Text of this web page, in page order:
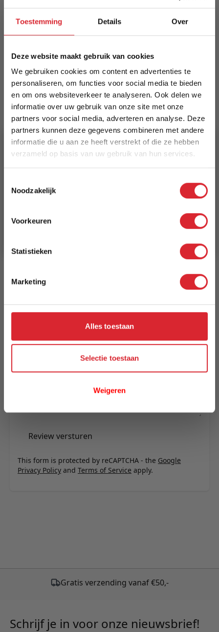
Toestemming Details Over
Deze website maakt gebruik van cookies
We gebruiken cookies om content en advertenties te
personaliseren, om functies voor social media te bieden
en om ons websiteverkeer te analyseren. Ook delen we
informatie over uw gebruik van onze site met onze
partners voor social media, adverteren en analyse. Deze
partners kunnen deze gegevens combineren met andere
informatie die u aan ze heeft verstrekt of die ze hebben
verzameld op basis van uw gebruik van hun services.
Noodzakelijk
Voorkeuren
Statistieken
Marketing
Alles toestaan
Selectie toestaan
Weigeren
hoog comfort. 360° draaibaar, verstelbaar
(zithoogte 64–85 cm; geschikt voor werkbladen
met voetsteun. Niet retourneerbaar na montage.
Schrijf uw eigen review
U plaatst een review over:Barkruk Donny koper fluweel
Samenvatting
Review versturen
This form is protected by reCAPTCHA - the Google
Privacy Policy and Terms of Service apply.
Meer informatie
Merk
Dimehouse
EAN
8720239831702
Prijs
Schrijf je in voor onze nieuwsbrief!